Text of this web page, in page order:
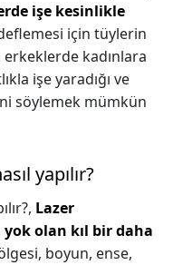
işe kesinlikle
için tüylerin
kadınlara
işe yaradığı ve
söylemek mümkün
yapılır?
Lazer
yok olan kıl bir daha
boyun, ense,